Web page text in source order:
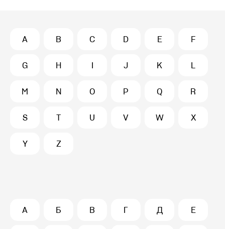
A B C D E F
G H I J K L
M N O P Q R
S T U V W X
Y Z
А Б В Г Д Е